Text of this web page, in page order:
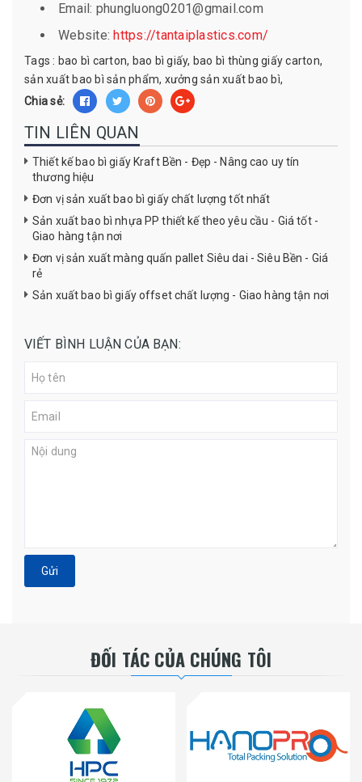
Email: phungluong0201@gmail.com
Website: https://tantaiplastics.com/
Tags : bao bì carton, bao bì giấy, bao bì thùng giấy carton,
sản xuất bao bì sản phẩm, xưởng sản xuất bao bì,
Chia sẻ:
TIN LIÊN QUAN
Thiết kế bao bì giấy Kraft Bền - Đẹp - Nâng cao uy tín
thương hiệu
Đơn vị sản xuất bao bì giấy chất lượng tốt nhất
Sản xuất bao bì nhựa PP thiết kế theo yêu cầu - Giá tốt -
Giao hàng tận nơi
Đơn vị sản xuất màng quấn pallet Siêu dai - Siêu Bền - Giá
rẻ
Sản xuất bao bì giấy offset chất lượng - Giao hàng tận nơi
VIẾT BÌNH LUẬN CỦA BẠN:
Gửi
ĐỐI TÁC CỦA CHÚNG TÔI